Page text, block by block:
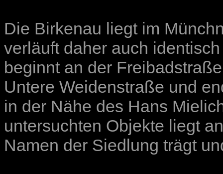
Die Birkenau liegt im
verläuft daher auch
beginnt an der
Untere Weidenstraße und
in der Nähe des Hans
untersuchten Objekte liegt
Namen der Siedlung trägt